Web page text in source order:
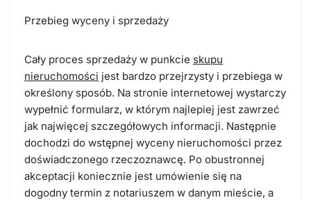
Przebieg wyceny i sprzedaży
Cały proces sprzedaży w punkcie skupu
nieruchomości jest bardzo przejrzysty i przebiega w
określony sposób. Na stronie internetowej wystarczy
wypełnić formularz, w którym najlepiej jest zawrzeć
jak najwięcej szczegółowych informacji. Następnie
dochodzi do wstępnej wyceny nieruchomości przez
doświadczonego rzeczoznawcę. Po obustronnej
akceptacji koniecznie jest umówienie się na
dogodny termin z notariuszem w danym mieście, a